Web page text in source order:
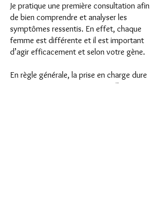
Je pratique une première consultation afin
de bien comprendre et analyser les
symptômes ressentis. En effet, chaque
femme est différente et il est important
d’agir efficacement et selon votre gène.
En règle générale, la prise en charge dure
entre 4 et 7 semaines à raison d’une